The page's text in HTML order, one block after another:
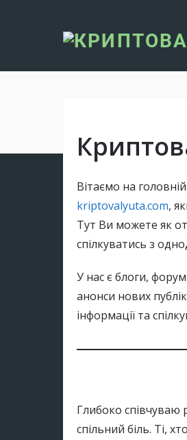
Вітаємо на
kriptovalyuta.com,
Тут Ви можете як
спілкуватись з
У нас є блоги,
анонси нових
інформації та
Глибоко
спільний біль. Ті,